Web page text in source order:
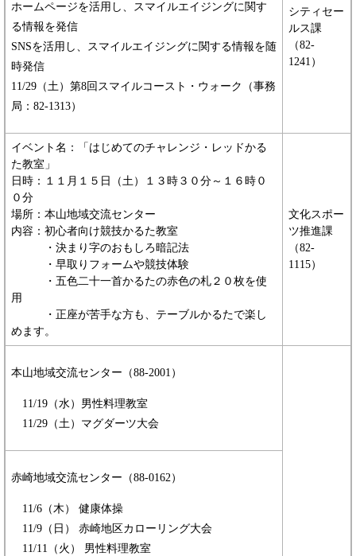
​ホームページを活用し、スマイルエイジングに関す
る情報を発信
SNSを活用し、スマイルエイジングに関する情報を随
時発信
​11/29（土）第8回スマイルコースト・ウォーク（事務
局：82-1313）
シティセー
ルス課
（82-
1241）
イベント名：「はじめてのチャレンジ・レッドかる
た教室」
日時：１１月１５日（土）１３時３０分～１６時０
０分
場所：本山地域交流センター
内容：初心者向け競技かるた教室
・決まり字のおもしろ暗記法
・早取りフォームや競技体験
・五色二十一首かるたの赤色の札２０枚を使
用
・正座が苦手な方も、テーブルかるたで楽し
めます。
文化スポー
ツ推進課
（82-
1115）
本山地域交流センター（88-2001）
11/19（水）男性料理教室
​ 11/29（土）マグダーツ大会
赤崎地域交流センター（88-0162）
11/6（木） 健康体操
​ 11/9（日） 赤崎地区カローリング大会
​ 11/11（火） 男性料理教室